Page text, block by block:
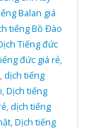
Balan giá
tiếng Bồ Đào
Tiếng đức
đức giá rẻ,
,dịch tiếng
,Dịch tiếng
,dịch tiếng
,Dịch tiếng